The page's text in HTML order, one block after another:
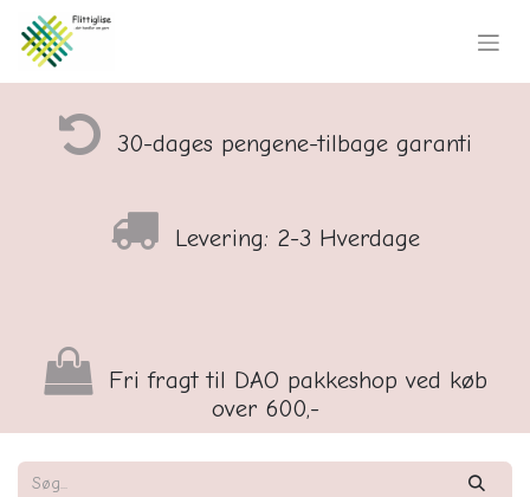
30-dages pengene-tilbage garanti
Levering: 2-3 Hverdage
Fri fragt til DAO pakkeshop ved køb
over 600,-